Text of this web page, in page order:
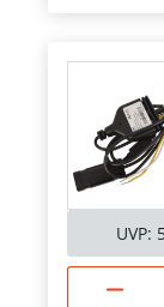
UVP: